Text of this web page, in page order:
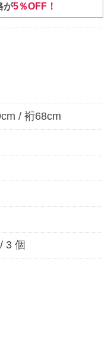
が5％OFF！
cm / 裄68cm
/ 3 個